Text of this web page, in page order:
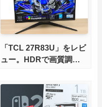
底検証
「TCL 27R83U」をレビ
ュー。HDRで画質調整
輝度も発揮！